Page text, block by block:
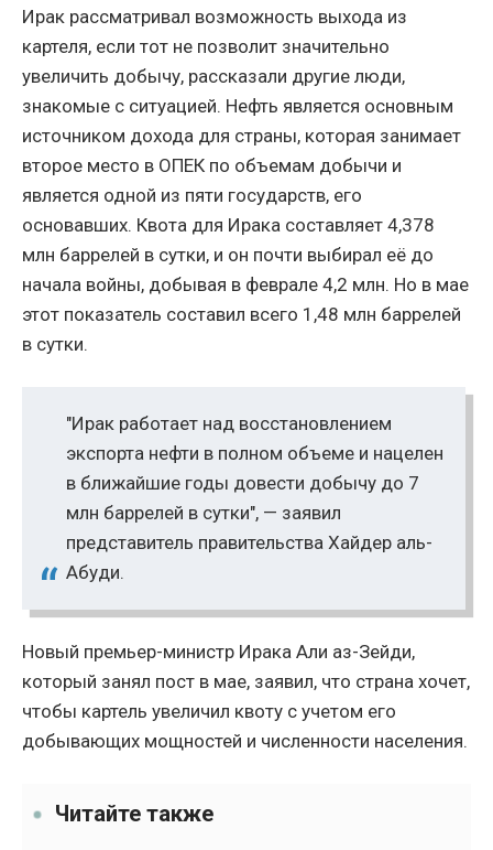
Ирак рассматривал возможность выхода из
картеля, если тот не позволит значительно
увеличить добычу, рассказали другие люди,
знакомые с ситуацией. Нефть является основным
источником дохода для страны, которая занимает
второе место в ОПЕК по объемам добычи и
является одной из пяти государств, его
основавших. Квота для Ирака составляет 4,378
млн баррелей в сутки, и он почти выбирал её до
начала войны, добывая в феврале 4,2 млн. Но в мае
этот показатель составил всего 1,48 млн баррелей
в сутки.
"Ирак работает над восстановлением
экспорта нефти в полном объеме и нацелен
в ближайшие годы довести добычу до 7
млн баррелей в сутки", — заявил
представитель правительства Хайдер аль-
Абуди.
Новый премьер-министр Ирака Али аз-Зейди,
который занял пост в мае, заявил, что страна хочет,
чтобы картель увеличил квоту с учетом его
добывающих мощностей и численности населения.
Читайте также